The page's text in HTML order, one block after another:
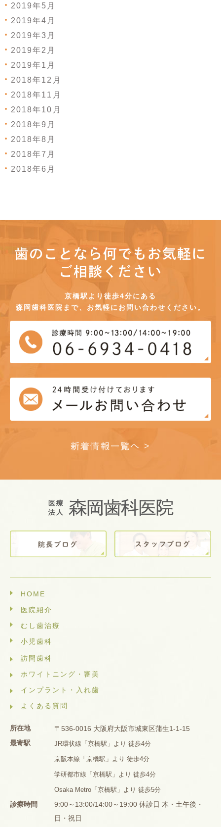
2019年5月
2019年4月
2019年3月
2019年2月
2019年1月
2018年12月
2018年11月
2018年10月
2018年9月
2018年8月
2018年7月
2018年6月
歯のことなら何でもお気軽に
ご相談ください
京橋駅より徒歩4分にある
森岡歯科医院まで、お気軽にお問い合わせください。
新着情報一覧へ >
HOME
医院紹介
むし歯治療
小児歯科
訪問歯科
ホワイトニング・審美
インプラント・入れ歯
よくある質問
所在地
〒536-0016 大阪府大阪市城東区蒲生1-1-15
最寄駅
JR環状線「京橋駅」より 徒歩4分
京阪本線「京橋駅」より 徒歩4分
学研都市線「京橋駅」より 徒歩4分
Osaka Metro「京橋駅」より 徒歩5分
診療時間
9:00～13:00/14:00～19:00 休診日 木・土午後・
日・祝日